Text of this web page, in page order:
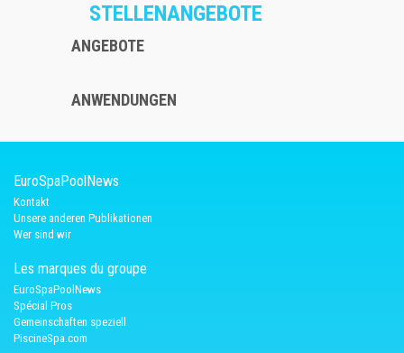
STELLENANGEBOTE
ANGEBOTE
ANWENDUNGEN
EuroSpaPoolNews
Kontakt
Unsere anderen Publikationen
Wer sind wir
Les marques du groupe
EuroSpaPoolNews
Spécial Pros
Gemeinschaften speziell
PiscineSpa.com